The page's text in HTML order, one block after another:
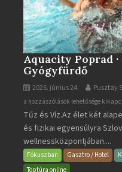
Aquacity Poprad ·
Gyógyfürdő
2026. június 24. Pusztay
Aquacity
Poprad
·
Wellness
és
Gyógyfürdő
a hozzászólások lehetősége
Tűz és Víz.Az élet két
és fizikai egyensúlyra
wellnessközpontjában....
Fókuszban Gasztro / Hotel
Toptúra online